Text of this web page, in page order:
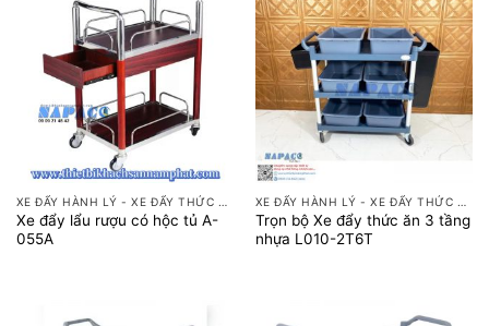
XE ĐẨY HÀNH LÝ - XE ĐẨY THỨC ĂN
Xe đẩy lẩu rượu có hộc tủ A-
055A
XE ĐẨY HÀNH LÝ - XE ĐẨY THỨC ĂN
Trọn bộ Xe đẩy thức ăn 3 tầng
nhựa L010-2T6T